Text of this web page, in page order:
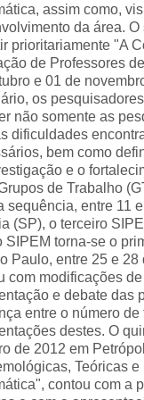
assim como,
da área.
prioritariamente "A
de Professores
e 01 de
os
não somente as
dificuldades
bem como
e o
de Trabalho
sequência, entre 11
(SP), o terceiro
SIPEM torna-se o
Paulo, entre 25 e
com modificações
e debate das
entre o número
destes. O
de 2012 em
Teóricas
contou com a